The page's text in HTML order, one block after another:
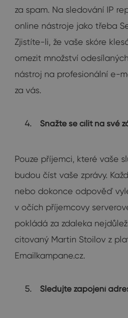
za spam. Na sledování IP
online nástroje jako třeba
Zjistíte-li, že vaše skóre
omezit množství
nástroj na profesionální e-
za vás.
Snažte se cílit na své
Pouze příjemci, které vaše
budou číst vaše zprávy.
nebo dokonce odpověď
v očích příjemcovy
pokládá za zdaleka
citovaný Martin Stoilov z
Emailkampane.cz.
Sledujte zapojení